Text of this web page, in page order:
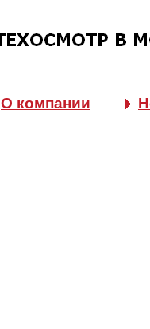
О компании